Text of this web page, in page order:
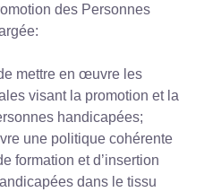
des Personnes
mettre en œuvre les
visant la promotion et la
handicapées;
une politique cohérente
formation et d’insertion
dans le tissu